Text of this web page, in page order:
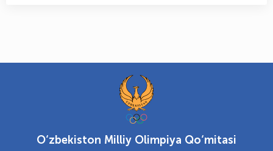
O‘zbekiston Milliy Olimpiya Qo‘mitasi